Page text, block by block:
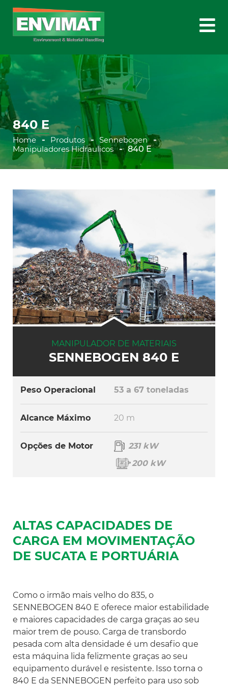
840 E
Home Produtos
Sennebogen
Manipuladores Hidraulicos
840 E
MANIPULADOR DE MATERIAIS
SENNEBOGEN 840 E
Peso Operacional 53 a 67 toneladas
Alcance Máximo 20 m
Opções de Motor
231 kW
200 kW
ALTAS CAPACIDADES DE
CARGA EM MOVIMENTAÇÃO
DE SUCATA E PORTUÁRIA
Como o irmão mais velho do 835, o
SENNEBOGEN 840 E oferece maior estabilidade
e maiores capacidades de carga graças ao seu
maior trem de pouso. Carga de transbordo
pesada com alta densidade é um desafio que
esta máquina lida felizmente graças ao seu
equipamento durável e resistente. Isso torna o
840 E da SENNEBOGEN perfeito para uso sob